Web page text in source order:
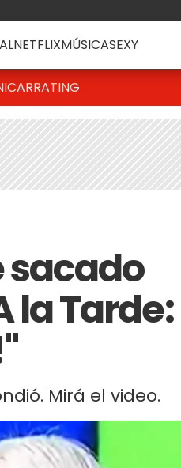
NETFLIXMÚSICASEXY
RATING
la Tarde:
Mirá el video.